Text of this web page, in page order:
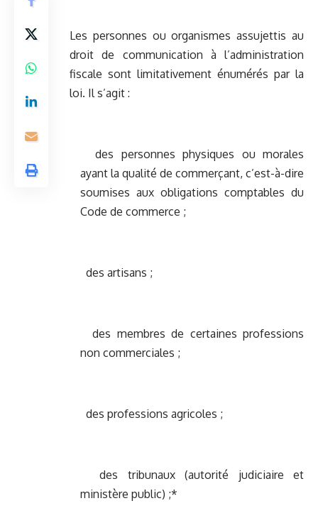
Les personnes ou organismes assujettis au
droit de communication à l’administration
fiscale sont limitativement énumérés par la
loi. Il s’agit :
des personnes physiques ou morales
ayant la qualité de commerçant, c’est-à-dire
soumises aux obligations comptables du
Code de commerce ;
des artisans ;
des membres de certaines professions
non commerciales ;
des professions agricoles ;
des tribunaux (autorité judiciaire et
ministère public) ;*